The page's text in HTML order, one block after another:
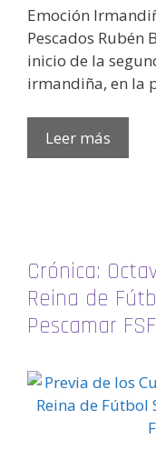
Emoción
Pescados Rubén
inicio de la
irmandiña, en la
Leer más
Crónica:
Reina de
Pescamar